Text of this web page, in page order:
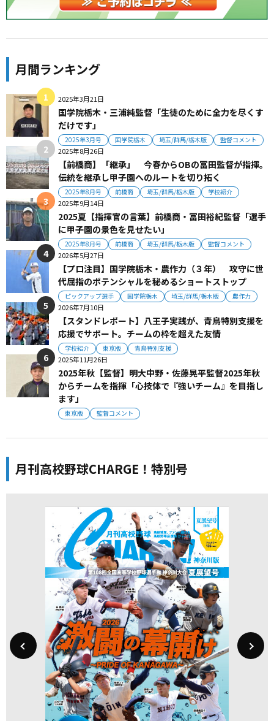
月間ランキング
2025年3月21日
国学院栃木・三浦純監督「生徒のために全力を尽くす
だけです」
2025年3月号 国学院栃木 埼玉/群馬/栃木版 監督コメント
2025年8月26日
【前橋商】「継承」 今春からOBの冨田監督が指揮。
伝統を継承し甲子園へのルートを切り拓く
2025年8月号 前橋商 埼玉/群馬/栃木版 学校紹介
2025年9月14日
2025夏【指揮官の言葉】前橋商・冨田裕紀監督「選手
に甲子園の景色を見せたい」
2025年8月号 前橋商 埼玉/群馬/栃木版 監督コメント
2026年5月27日
【プロ注目】国学院栃木・農作力（３年） 攻守に世
代屈指のポテンシャルを秘めるショートストップ
ピックアップ選手 国学院栃木 埼玉/群馬/栃木版 農作力
2026年7月10日
【スタンドレポート】八王子実践が、青鳥特別支援を
応援でサポート。チームの枠を超えた友情
学校紹介 東京版 青鳥特別支援
2025年11月26日
2025年秋【監督】明大中野・佐藤晃平監督2025年秋
からチームを指揮「心技体で『強いチーム』を目指し
ます」
東京版 監督コメント
月刊高校野球CHARGE！特別号